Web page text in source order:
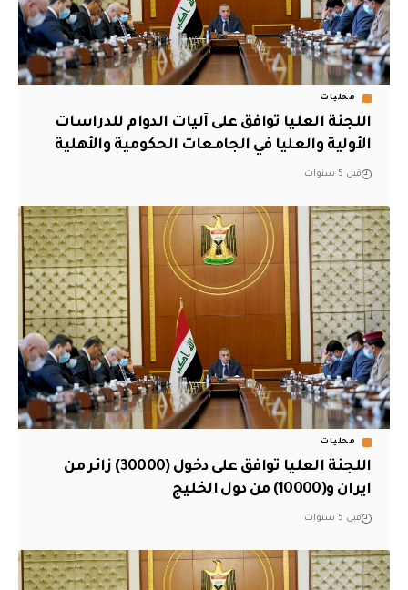
محليات
اللجنة العليا توافق على آليات الدوام للدراسات
الأولية والعليا في الجامعات الحكومية والأهلية
قبل 5 سنوات
محليات
اللجنة العليا توافق على دخول (30000) زائر من
ايران و(10000) من دول الخليج
قبل 5 سنوات